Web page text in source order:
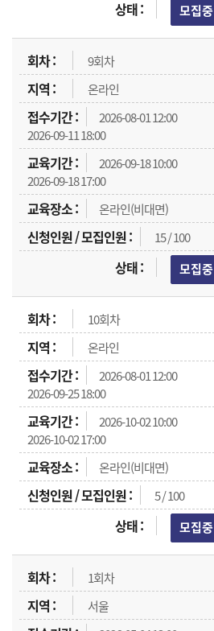
모집중
9회차
온라인
2026-08-01 12:00
2026-09-11 18:00
2026-09-18 10:00
2026-09-18 17:00
온라인(비대면)
15 / 100
모집중
10회차
온라인
2026-08-01 12:00
2026-09-25 18:00
2026-10-02 10:00
2026-10-02 17:00
온라인(비대면)
5 / 100
모집중
1회차
서울